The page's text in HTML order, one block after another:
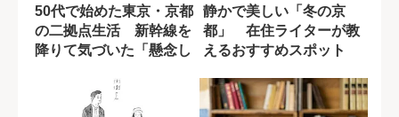
50代で始めた東京・京都
の二拠点生活 新幹線を
降りて気づいた「懸念し
静かで美しい「冬の京
都」 在住ライターが教
えるおすすめスポット